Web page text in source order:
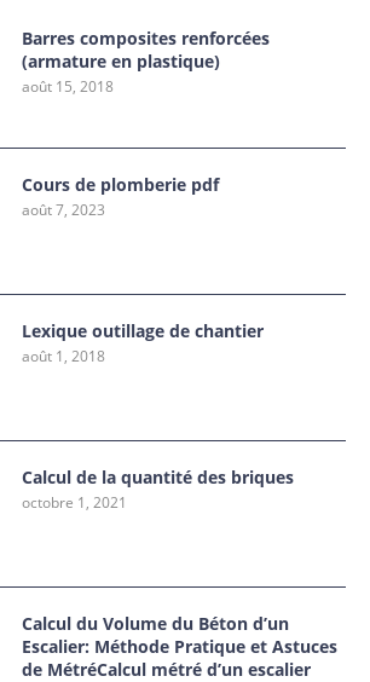
Barres composites renforcées
(armature en plastique)
août 15, 2018
Cours de plomberie pdf
août 7, 2023
Lexique outillage de chantier
août 1, 2018
Calcul de la quantité des briques
octobre 1, 2021
Calcul du Volume du Béton d’un
Escalier: Méthode Pratique et Astuces
de MétréCalcul métré d’un escalier